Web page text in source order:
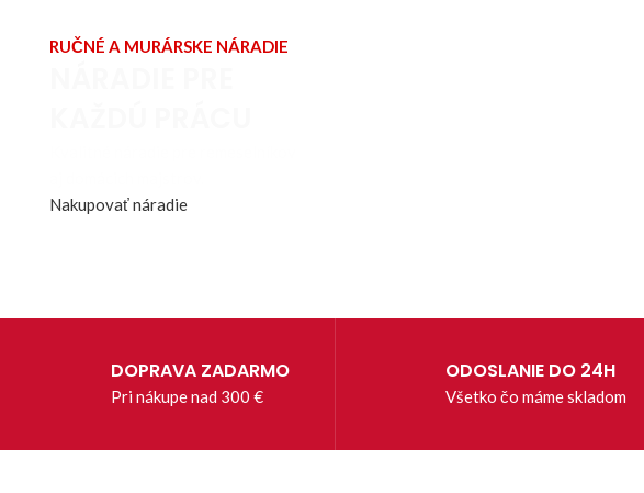
RUČNÉ A MURÁRSKE NÁRADIE
Nakupovať náradie
DOPRAVA ZADARMO
Pri nákupe nad 300 €
ODOSLANIE DO 24H
Všetko čo máme skladom